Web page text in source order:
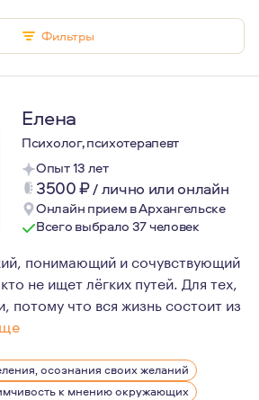
Фильтры
Елена
Психолог, психотерапевт
Опыт 13 лет
3500₽/лично или онлайн
Онлайн прием в Архангельске
Всего выбрало 37 человек
понимающий и сочувствующий
не ищет лёгких путей. Для тех,
потому что вся жизнь состоит из
Свободной от страха, стыда,
за собой,
осознания своих желаний
к мнению окружающих